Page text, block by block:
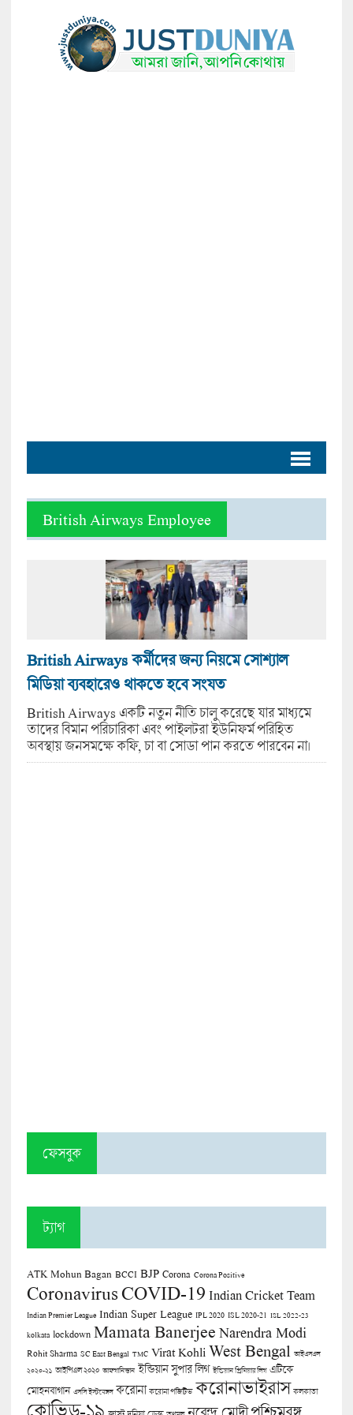
British Airways Employee
British Airways কর্মীদের জন্য নিয়মে সোশ্যাল
মিডিয়া ব্যবহারেও থাকতে হবে সংযত
British Airways একটি নতুন নীতি চালু করেছে যার মাধ্যমে
তাদের বিমান পরিচারিকা এবং পাইলটরা ইউনিফর্ম পরিহিত
অবস্থায় জনসমক্ষে কফি, চা বা সোডা পান করতে পারবেন না।
ফেসবুক
ট্যাগ
ATK Mohun Bagan BCCI BJP Corona Corona Positive
CoronavirusCOVID-19 Indian Cricket Team
Indian Premier League Indian Super League IPL 2020 ISL 2020-21 ISL 2022-23
kolkata lockdown Mamata Banerjee Narendra Modi
Rohit Sharma SC East Bengal TMC Virat Kohli West Bengal আইএসএল
২০২০-২১ আইপিএল ২০২০ আফগানিস্তান ইন্ডিয়ান সুপার লিগ ইন্ডিয়ান প্রিমিয়ার লিগ এটিকে
মোহনবাগান এসসি ইস্টবেঙ্গল করোনা করোনা পজিটিভ করোনাভাইরাস কলকাতা
কোভিড-১৯